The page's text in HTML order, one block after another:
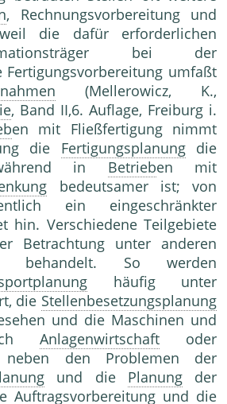
, Rechnungsvorbereitung und
weil die dafür erforderlichen
bei der
umfaßt
(Mellerowicz, K.,
, Band II,6. Auflage, Freiburg i.
en mit Fließfertigung nimmt
die Fertigungsplanungdie
in Betrieben mit
bedeutsamer ist; von
ein eingeschränkter
hin. Verschiedene Teilgebiete
Betrachtung unter anderen
behandelt. So werden
häufig unter
die Stellenbesetzungsplanung
und die Maschinen und
Anlagenwirtschaftoder
den Problemen der
und die Planungder
Auftragsvorbereitung und die